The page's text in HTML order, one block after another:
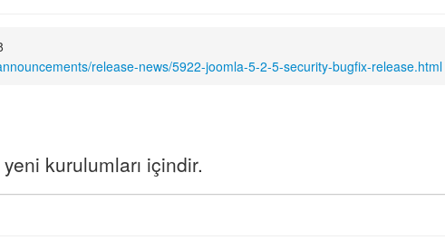
release-news/5922-joomla-5-2-5-security-bugfix-release.html
kurulumları içindir.